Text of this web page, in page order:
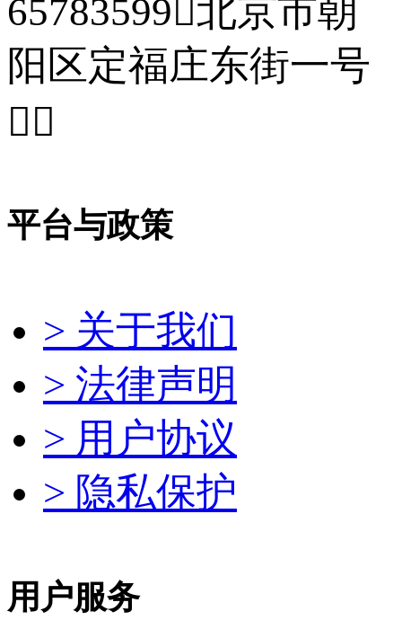
65783599北京市朝
阳区定福庄东街一号

平台与政策
> 关于我们
> 法律声明
> 用户协议
> 隐私保护
用户服务